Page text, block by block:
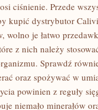
ciśnienie. Przede
kupić dystrybutor
wolno je łatwo
z nich należy
Sprawdź
oraz spożywać w
powinien z reguły
niemało minerałów